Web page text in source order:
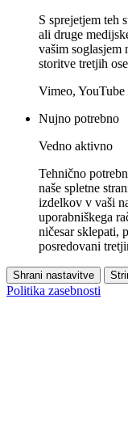
S sprejetjem teh
ali druge
vašim soglasjem
storitve tretjih
Vimeo, YouTube
Nujno potrebno
Vedno aktivno
Tehnično
naše spletne
izdelkov v vaši
uporabniškega
ničesar sklepati,
posredovani
Shrani nastavitve
Politika zasebnosti